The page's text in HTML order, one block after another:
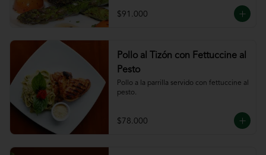
$91.000
Pollo al Tizón con Fettuccine al
Pesto
Pollo a la parrilla servido con fettuccine al
pesto.
$78.000